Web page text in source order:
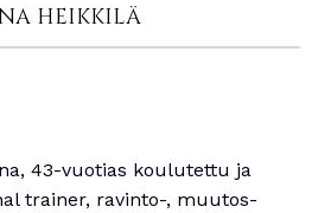
HEIKKILÄ
43-vuotias koulutettu ja
trainer, ravinto-, muutos-